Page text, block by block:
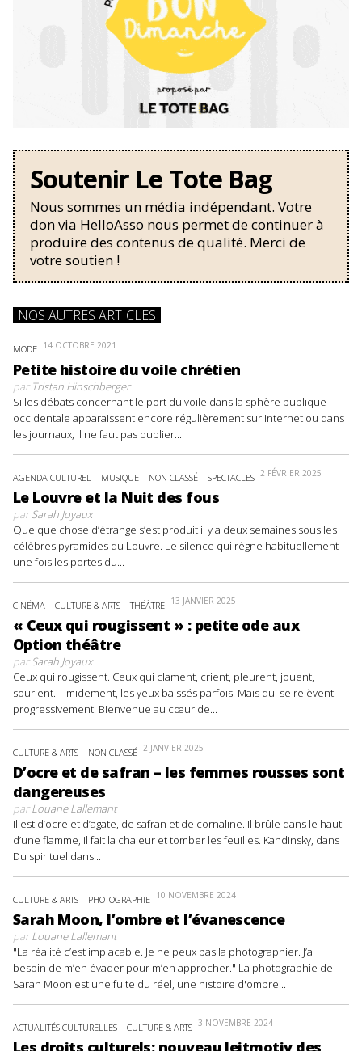
Soutenir Le Tote Bag
Nous sommes un média indépendant. Votre
don via HelloAsso nous permet de continuer à
produire des contenus de qualité. Merci de
votre soutien !
NOS AUTRES ARTICLES
MODE 14 OCTOBRE 2021
Petite histoire du voile chrétien
parTristan Hinschberger
Si les débats concernant le port du voile dans la sphère publique
occidentale apparaissent encore régulièrement sur internet ou dans
les journaux, il ne faut pas oublier...
AGENDA CULTUREL MUSIQUE NON CLASSÉ SPECTACLES 2 FÉVRIER 2025
Le Louvre et la Nuit des fous
parSarah Joyaux
Quelque chose d’étrange s’est produit il y a deux semaines sous les
célèbres pyramides du Louvre. Le silence qui règne habituellement
une fois les portes du...
CINÉMA CULTURE & ARTS THÉÂTRE 13 JANVIER 2025
« Ceux qui rougissent » : petite ode aux
Option théâtre
parSarah Joyaux
Ceux qui rougissent. Ceux qui clament, crient, pleurent, jouent,
sourient. Timidement, les yeux baissés parfois. Mais qui se relèvent
progressivement. Bienvenue au cœur de...
CULTURE & ARTS NON CLASSÉ 2 JANVIER 2025
D’ocre et de safran – les femmes rousses sont
dangereuses
parLouane Lallemant
Il est d’ocre et d’agate, de safran et de cornaline. Il brûle dans le haut
d’une flamme, il fait la chaleur et tomber les feuilles. Kandinsky, dans
Du spirituel dans...
CULTURE & ARTS PHOTOGRAPHIE 10 NOVEMBRE 2024
Sarah Moon, l’ombre et l’évanescence
parLouane Lallemant
"La réalité c’est implacable. Je ne peux pas la photographier. J’ai
besoin de m’en évader pour m’en approcher." La photographie de
Sarah Moon est une fuite du réel, une histoire d'ombre...
ACTUALITÉS CULTURELLES CULTURE & ARTS 3 NOVEMBRE 2024
Les droits culturels: nouveau leitmotiv des